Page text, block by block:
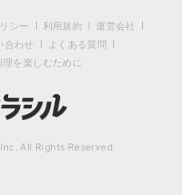
シー 利用規約
運営会社
合わせ
よくある質問
を楽しむために
All Rights Reserved.